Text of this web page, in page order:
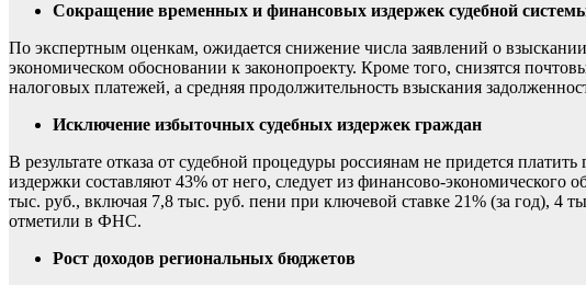
Сокращение временных и финансовых издержек судебной
По экспертным оценкам, ожидается снижение числа заявлений о
экономическом обосновании к законопроекту. Кроме того, снизятся
налоговых платежей, а средняя продолжительность взыскания
Исключение избыточных судебных издержек граждан
В результате отказа от судебной процедуры россиянам не придется
издержки составляют 43% от него, следует из финансово-экономического
тыс. руб., включая 7,8 тыс. руб. пени при ключевой ставке 21% (за год), 4
отметили в ФНС.
Рост доходов региональных бюджетов